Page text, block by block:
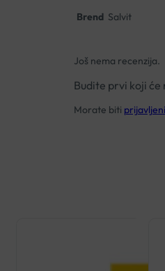
Brend Salvit
Još nema recenzija.
Budite prvi koji će
Morate biti prijavljeni